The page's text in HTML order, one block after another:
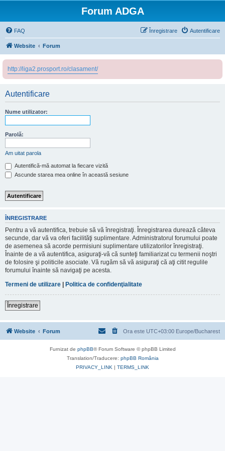
Forum ADGA
FAQ Autentificare
Înregistrare
Website Forum
http://liga2.prosport.ro/clasament/
Autentificare
Nume utilizator:
Parolă:
Am uitat parola
Autentifică-mă automat la fiecare vizită
Ascunde starea mea online în această sesiune
ÎNREGISTRARE
Pentru a vă autentifica, trebuie să vă înregistraţi. Înregistrarea durează câteva
secunde, dar vă va oferi facilităţi suplimentare. Administratorul forumului poate
de asemenea să acorde permisiuni suplimentare utilizatorilor înregistraţi.
Înainte de a vă autentifica, asiguraţi-vă că sunteţi familiarizat cu termenii noştri
de folosire şi politicile asociate. Vă rugăm să vă asiguraţi că aţi citit regulile
forumului înainte să navigaţi pe acesta.
Termeni de utilizare | Politica de confidenţialitate
Înregistrare
Website Forum Ora este UTC+03:00 Europe/Bucharest
Furnizat de phpBB® Forum Software © phpBB Limited
Translation/Traducere: phpBB România
PRIVACY_LINK | TERMS_LINK